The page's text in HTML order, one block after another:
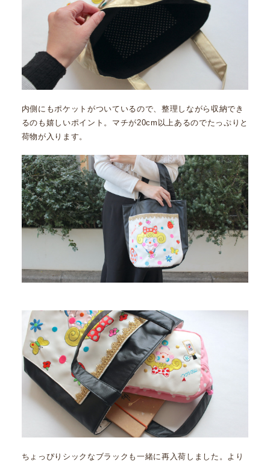
内側にもポケットがついているので、整理しながら収納でき
るのも嬉しいポイント。マチが20cm以上あるのでたっぷりと
荷物が入ります。
ちょっぴりシックなブラックも一緒に再入荷しました。より